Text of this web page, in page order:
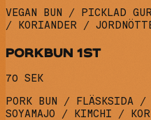
VEGAN BUN / PICKLAD
/ KORIANDER /
PORKBUN 1ST
70 SEK
PORK BUN / FLÄSKSIDA
SOYAMAJO / KIMCHI /